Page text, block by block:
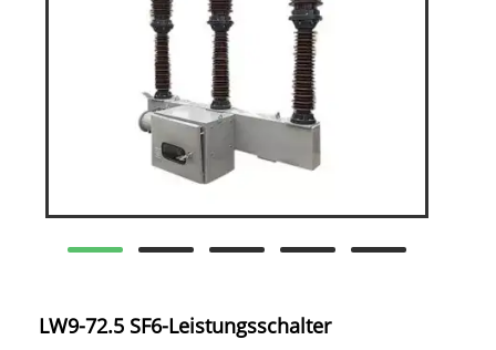
LW9-72.5 SF6-Leistungsschalter